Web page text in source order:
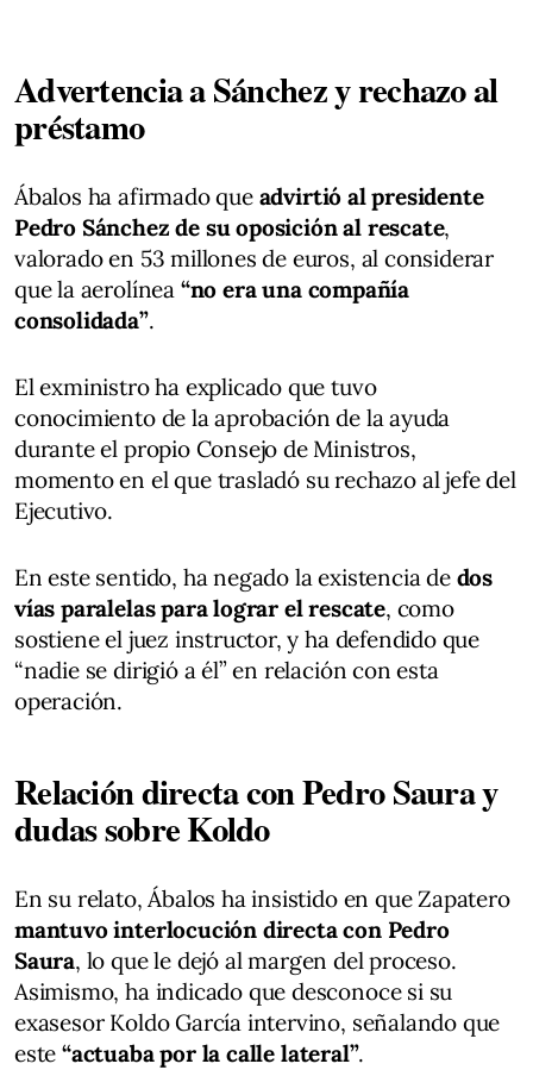
Advertencia a Sánchez y rechazo al
préstamo
Ábalos ha afirmado que advirtió al presidente
Pedro Sánchez de su oposición al rescate,
valorado en 53 millones de euros, al considerar
que la aerolínea “no era una compañía
consolidada”.
El exministro ha explicado que tuvo
conocimiento de la aprobación de la ayuda
durante el propio Consejo de Ministros,
momento en el que trasladó su rechazo al jefe del
Ejecutivo.
En este sentido, ha negado la existencia de dos
vías paralelas para lograr el rescate, como
sostiene el juez instructor, y ha defendido que
“nadie se dirigió a él” en relación con esta
operación.
Relación directa con Pedro Saura y
dudas sobre Koldo
En su relato, Ábalos ha insistido en que Zapatero
mantuvo interlocución directa con Pedro
Saura, lo que le dejó al margen del proceso.
Asimismo, ha indicado que desconoce si su
exasesor Koldo García intervino, señalando que
este“actuaba por la calle lateral”.